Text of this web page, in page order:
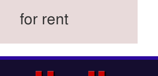
ও পপুলার চয়েজসহ ফুটবলার হামজা
দলে নেইমার, জল্পনার অবসান
অপেক্ষায় রোনালদো!
for rent